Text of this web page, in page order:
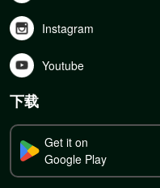
Instagram
Youtube
下载
Get it on
Google Play